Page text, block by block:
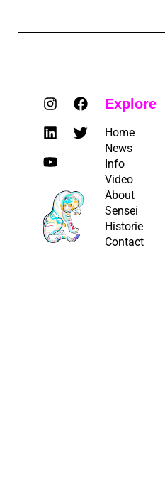
Explore
Home
News
Info
Video
About
Sensei
Historie
Contact